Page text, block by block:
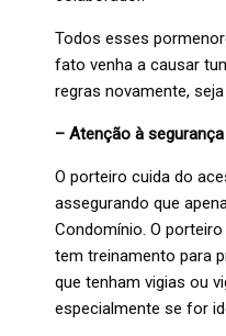
Todos esses
fato venha a causar
regras novamente,
– Atenção à segurança
O porteiro cuida do
assegurando que
Condomínio. O
tem treinamento para
que tenham vigias ou
especialmente se for